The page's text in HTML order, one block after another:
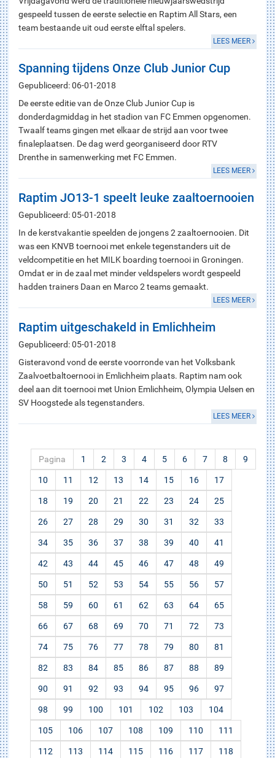
gespeeld tussen de eerste selectie en Raptim All Stars, een
team bestaande uit oud eerste elftal spelers.
LEES MEER
Spanning tijdens Onze Club Junior Cup
Gepubliceerd: 06-01-2018
De eerste editie van de Onze Club Junior Cup is
donderdagmiddag in het stadion van FC Emmen opgenomen.
Twaalf teams gingen met elkaar de strijd aan voor twee
finaleplaatsen. De dag werd georganiseerd door RTV
Drenthe in samenwerking met FC Emmen.
LEES MEER
Raptim JO13-1 speelt leuke zaaltoernooien
Gepubliceerd: 05-01-2018
In de kerstvakantie speelden de jongens 2 zaaltoernooien. Dit
was een KNVB toernooi met enkele tegenstanders uit de
veldcompetitie en het MILK boarding toernooi in Groningen.
Omdat er in de zaal met minder veldspelers wordt gespeeld
hadden trainers Daan en Marco 2 teams gemaakt.
LEES MEER
Raptim uitgeschakeld in Emlichheim
Gepubliceerd: 05-01-2018
Gisteravond vond de eerste voorronde van het Volksbank
Zaalvoetbaltoernooi in Emlichheim plaats. Raptim nam ook
deel aan dit toernooi met Union Emlichheim, Olympia Uelsen en
SV Hoogstede als tegenstanders.
LEES MEER
Pagina 1 2 3 4 5 6 7 8 9
10 11 12 13 14 15 16 17
18 19 20 21 22 23 24 25
26 27 28 29 30 31 32 33
34 35 36 37 38 39 40 41
42 43 44 45 46 47 48 49
50 51 52 53 54 55 56 57
58 59 60 61 62 63 64 65
66 67 68 69 70 71 72 73
74 75 76 77 78 79 80 81
82 83 84 85 86 87 88 89
90 91 92 93 94 95 96 97
98 99 100 101 102 103 104
105 106 107 108 109 110 111
112 113 114 115 116 117 118